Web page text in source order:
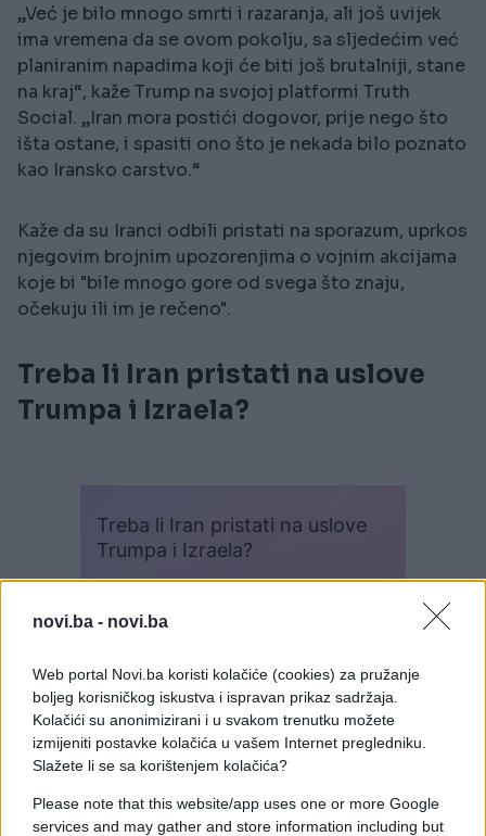
novi.ba - novi.ba
Web portal Novi.ba koristi kolačiće (cookies) za pružanje
boljeg korisničkog iskustva i ispravan prikaz sadržaja.
Kolačići su anonimizirani i u svakom trenutku možete
izmijeniti postavke kolačića u vašem Internet pregledniku.
Slažete li se sa korištenjem kolačića?
Please note that this website/app uses one or more Google
services and may gather and store information including but
„Već je bilo mnogo smrti i razaranja, ali još uvijek
ima vremena da se ovom pokolju, sa sljedećim već
planiranim napadima koji će biti još brutalniji, stane
na kraj“, kaže Trump na svojoj platformi Truth
Social. „Iran mora postići dogovor, prije nego što
išta ostane, i spasiti ono što je nekada bilo poznato
kao Iransko carstvo.“
Kaže da su Iranci odbili pristati na sporazum, uprkos
njegovim brojnim upozorenjima o vojnim akcijama
koje bi "bile mnogo gore od svega što znaju,
očekuju ili im je rečeno".
Treba li Iran pristati na uslove
Trumpa i Izraela?